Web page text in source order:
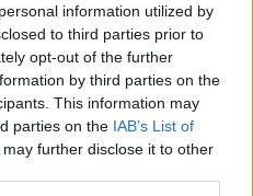
information utilized by
to third parties prior to
opt-out of the further
by third parties on the
This information may
parties on the IAB’s List of
may further disclose it to other
„La înmormântarea
ucis de Covid, prietena
că s-a vaccinat!”
-